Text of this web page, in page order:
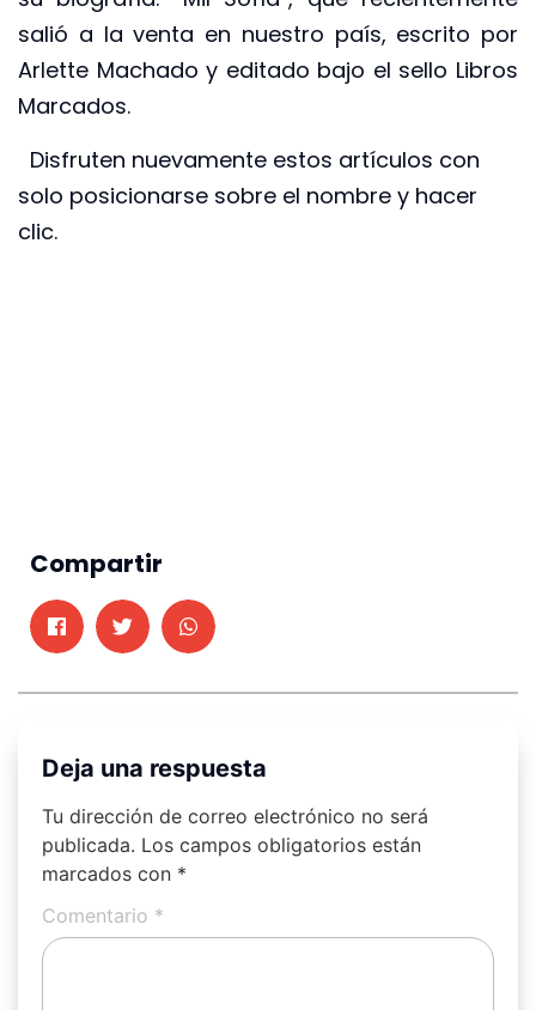
salió a la venta en nuestro país, escrito por
Arlette Machado y editado bajo el sello Libros
Marcados.
Disfruten nuevamente estos artículos con
solo posicionarse sobre el nombre y hacer
clic.
Compartir
Deja una respuesta
Tu dirección de correo electrónico no será
publicada. Los campos obligatorios están
marcados con *
Comentario *